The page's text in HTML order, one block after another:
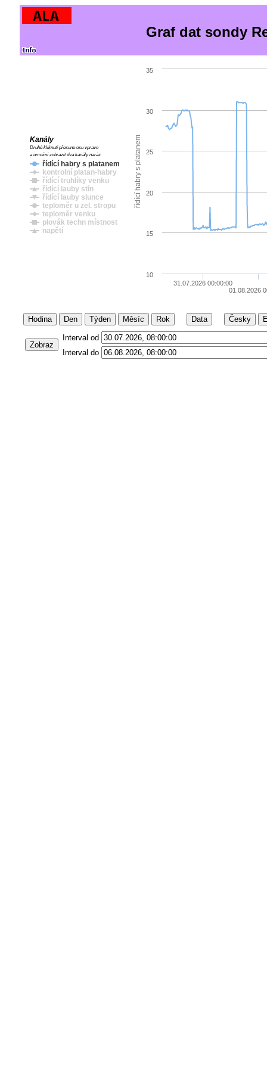
Graf dat sondy
řídící habry s platanem
řídící habry s platanem
kontrolní platan-habry
řídící truhlíky venku
řídící lauby stín
řídící lauby slunce
teploměr u zel. stropu
teploměr venku
plovák techn místnost
napětí
Kanály
Druhé kliknutí přesune osu vpravo
a umožní zobrazit dva kanály naráz
31.07.2026 00:00:00
01.08.2026
10
15
20
25
30
35
Hodina Den Týden Měsíc Rok Data Česky
Zobraz
Interval od
Interval do